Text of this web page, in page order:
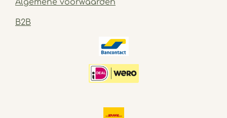
Algemene voorwaarden
B2B